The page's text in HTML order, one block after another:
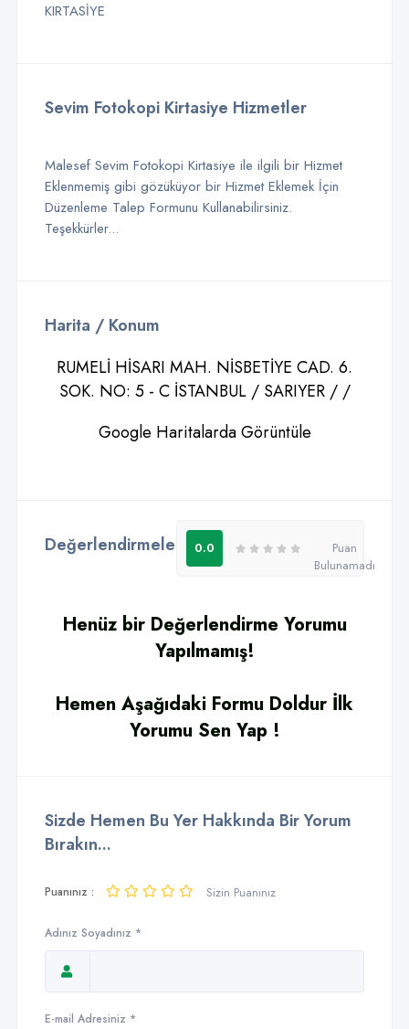
KIRTASİYE
Sevim Fotokopi Kirtasiye Hizmetler
Malesef Sevim Fotokopi Kirtasiye ile ilgili bir Hizmet
Eklenmemiş gibi gözüküyor bir Hizmet Eklemek İçin
Düzenleme Talep Formunu Kullanabilirsiniz.
Teşekkürler...
Harita / Konum
RUMELİ HİSARI MAH. NİSBETİYE CAD. 6.
SOK. NO: 5 - C İSTANBUL / SARIYER / /
Google Haritalarda Görüntüle
Değerlendirmeler - Yorumlar0
0.0
Puan
Bulunamadı
Henüz bir Değerlendirme Yorumu
Yapılmamış!
Hemen Aşağıdaki Formu Doldur İlk
Yorumu Sen Yap !
Sizde Hemen Bu Yer Hakkında Bir Yorum
Bırakın...
Puanınız : Sizin Puanınız
Adınız Soyadınız *
E-mail Adresiniz *